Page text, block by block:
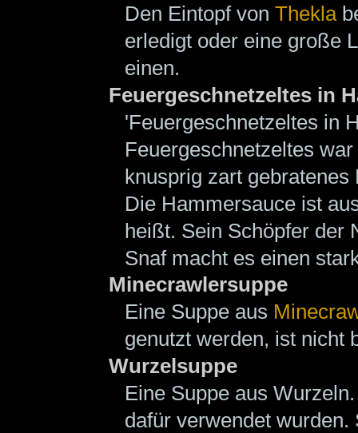
Den Eintopf von Thekla
erledigt oder eine große
einen.
Feuergeschnetzeltes in
'Feuergeschnetzeltes in
Feuergeschnetzeltes
knusprig zart
Die Hammersauce ist
heißt. Sein Schöpfer der
Snaf macht es einen
Minecrawlersuppe
Eine Suppe aus
genutzt werden, ist nicht
Wurzelsuppe
Eine Suppe aus
dafür verwendet